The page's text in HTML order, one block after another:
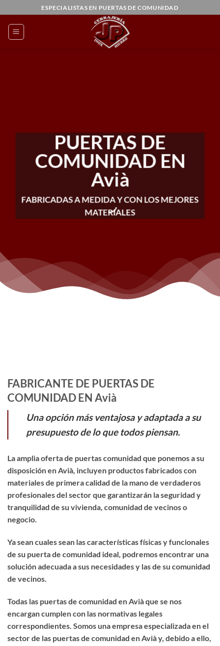
al
contenido
ESPECIALISTAS EN PUERTAS DE COMUNIDAD
PUERTAS DE
COMUNIDAD EN
Avià
FABRICADAS A MEDIDA Y CON LOS MEJORES
MATERIALES
FABRICANTE DE PUERTAS DE
COMUNIDAD EN Avià
Una opción más ventajosa y adaptada a su
presupuesto de lo que todos piensan.
La amplia oferta de puertas comunidad que ponemos a su
disposición en Avià, incluyen productos fabricados con
materiales de primera calidad de la mano de verdaderos
profesionales del sector que garantizarán la seguridad y
tranquilidad de su vivienda, comunidad de vecinos o
negocio.
Ya sean cuales sean las características físicas y funcionales
de su puerta de comunidad ideal, podremos encontrar una
solución adecuada a sus necesidades y las de su comunidad
de vecinos.
Todas las puertas de comunidad en Avià que se nos
encargan cumplen con las normativas legales
correspondientes. Somos una empresa especializada en el
sector de las puertas de comunidad en Avià y, debido a ello,